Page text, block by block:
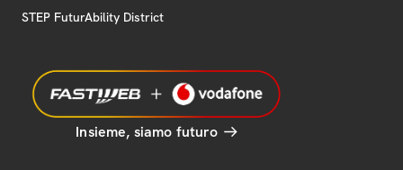
STEP FuturAbility District
Insieme, siamo futuro